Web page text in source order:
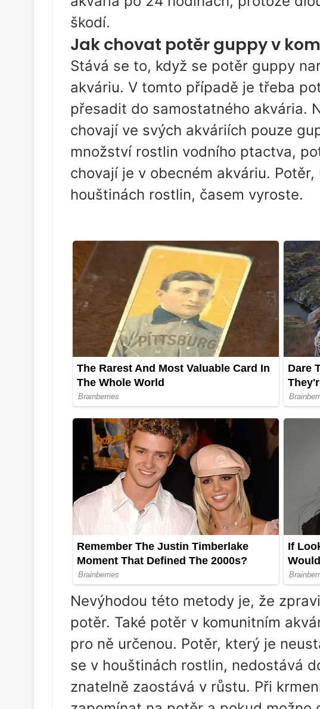
škodí.
Jak chovat potěr guppy v
Stává se to, když se potěr guppy
akváriu. V tomto případě je třeba
přesadit do samostatného akvária.
chovají ve svých akváriích pouze
množství rostlin vodního ptactva,
chovají je v obecném akváriu.
houštinách rostlin, časem vyroste.
Nevýhodou této metody je, že
potěr. Také potěr v komunitním
pro ně určenou. Potěr, který je
se v houštinách rostlin, nedostává
znatelně zaostává v růstu. Při